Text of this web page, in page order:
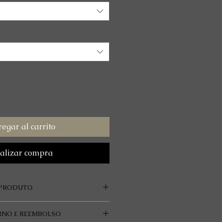
al carrito
compra
E REEMBOLSO